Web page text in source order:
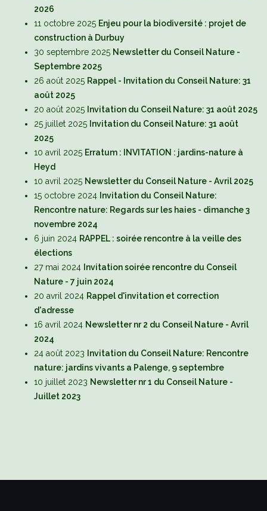
2026
11 octobre 2025 Enjeu pour la biodiversité : projet de
construction à Durbuy
30 septembre 2025 Newsletter du Conseil Nature -
Septembre 2025
26 août 2025 Rappel - Invitation du Conseil Nature: 31
août 2025
20 août 2025 Invitation du Conseil Nature: 31 août 2025
25 juillet 2025 Invitation du Conseil Nature: 31 août
2025
10 avril 2025 Erratum : INVITATION : jardins-nature à
Heyd
10 avril 2025 Newsletter du Conseil Nature - Avril 2025
15 octobre 2024 Invitation du Conseil Nature:
Rencontre nature: Regards sur les haies - dimanche 3
novembre 2024
6 juin 2024 RAPPEL : soirée rencontre à la veille des
élections
27 mai 2024 Invitation soirée rencontre du Conseil
Nature - 7 juin 2024
20 avril 2024 Rappel d'invitation et correction
d'adresse
16 avril 2024 Newsletter nr 2 du Conseil Nature - Avril
2024
24 août 2023
Invitation du Conseil Nature: Rencontre
nature: jardins vivants a Palenge, 9 septembre
10 juillet 2023 Newsletter nr 1 du Conseil Nature -
Juillet 2023